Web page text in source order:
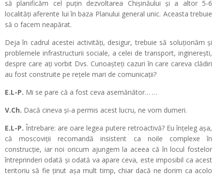
să planificăm cel puțin dezvoltarea Chișinăului și a altor 5-6
localități aferente lui în baza Planului general unic. Aceasta trebuie
să o facem neapărat.
Deja în cadrul acestei activități, desigur, trebuie să soluționăm și
problemele infrastructurii sociale, a celei de transport, inginerești,
despre care ați vorbit Dvs. Cunoașteți cazuri în care careva clădiri
au fost construite pe rețele mari de comunicații?
E.L-P. Mi se pare că a fost ceva asemănător… …
V.Ch. Dacă cineva și-a permis acest lucru, ne vom dumeri.
E.L-P. Întrebare: are oare legea putere retroactivă? Eu înțeleg așa,
că moscoviții recomandă insistent ca noile complexe în
construcție, iar noi oricum ajungem la aceea că în locul fostelor
întreprinderi odată și odată va apare ceva, este imposibil ca acest
teritoriu să fie ținut așa mult timp, chiar dacă ne dorim ca acolo